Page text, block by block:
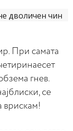
При самата
гнев.
се
врискам!